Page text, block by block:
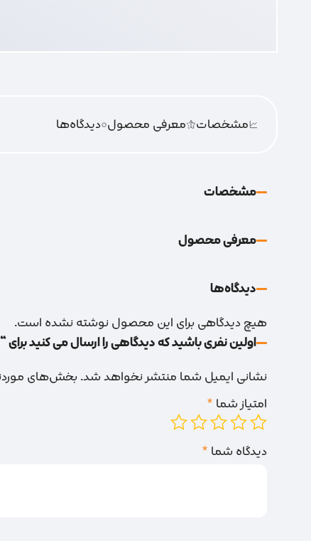
مشخصات معرفی محصول0دیدگاه‌‌ها
مشخصات
معرفی محصول
دیدگاه‌‌ها
هیچ دیدگاهی برای این محصول نوشته نشده است.
اولین نفری باشید که دیدگاهی را ارسال می کنید برای
نشانی ایمیل شما منتشر نخواهد شد.بخش‌های
امتیاز شما *
دیدگاه شما *